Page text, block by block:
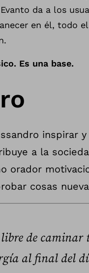
da a los
en él, todo
Es una base.
inspirar
a la
orador
cosas
de
al final del